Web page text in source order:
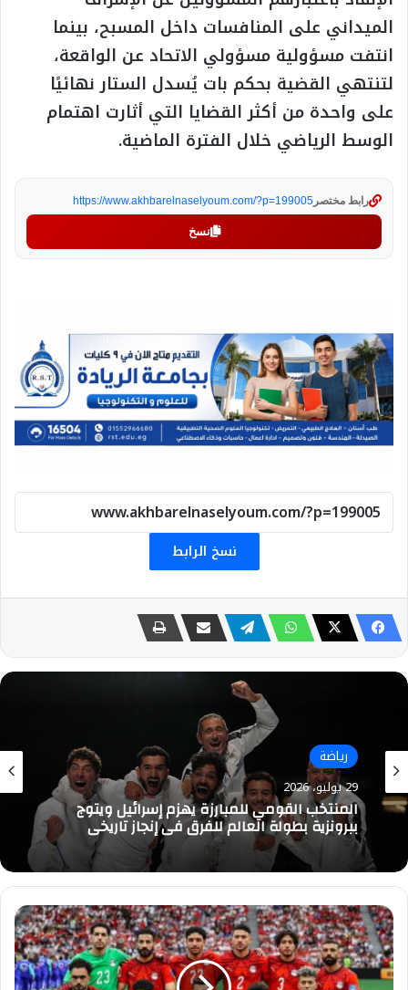
الميداني على المنافسات داخل المسبح، بينما
انتفت مسؤولية مسؤولي الاتحاد عن الواقعة،
لتنتهي القضية بحكم بات يُسدل الستار نهائيًا
على واحدة من أكثر القضايا التي أثارت اهتمام
الوسط الرياضي خلال الفترة الماضية.
رابط مختصر https://www.akhbarelnaselyoum.com/?p=199005
نسخ
نسخ الرابط
رياضة
29 يوليو، 2026
المنتخب القومي للمبارزة يهزم إسرائيل ويتوج
ببرونزية بطولة العالم للفرق في إنجاز تاريخي
رياضة
29 يوليو، 2026
ثلاث ذهبيات وبرونزيتان لمصر في بطولة العالم
لتحدي البوتشيا بالقاهرة
وزير
الشباب
والرياضة
في